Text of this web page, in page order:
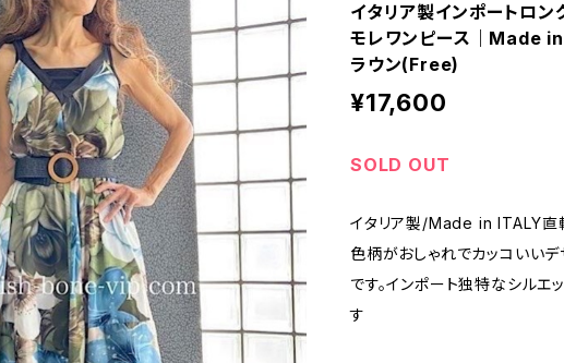
イタリア製インポートロン
モレワンピース｜Made
ラウン(Free)
¥17,600
SOLD OUT
イタリア製/Made in ITALY直
色柄がおしゃれでカッコいい
です。インポート独特なシルエ
す